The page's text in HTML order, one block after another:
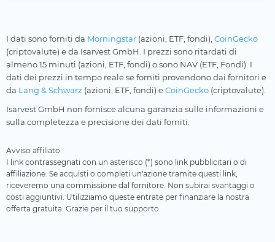
I dati sono forniti da Morningstar (azioni, ETF, fondi), CoinGecko
(criptovalute) e da Isarvest GmbH. I prezzi sono ritardati di
almeno 15 minuti (azioni, ETF, fondi) o sono NAV (ETF, Fondi). I
dati dei prezzi in tempo reale se forniti provendono dai fornitori e
da Lang & Schwarz (azioni, ETF, fondi) eCoinGecko (criptovalute).
Isarvest GmbH non fornisce alcuna garanzia sulle informazioni e
sulla completezza e precisione dei dati forniti.
Avviso affiliato
I link contrassegnati con un asterisco (*) sono link pubblicitari o di
affiliazione. Se acquisti o completi un'azione tramite questi link,
riceveremo una commissione dal fornitore. Non subirai svantaggi o
costi aggiuntivi. Utilizziamo queste entrate per finanziare la nostra
offerta gratuita. Grazie per il tuo supporto.